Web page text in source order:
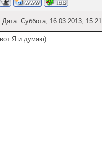
Дата: Суббота, 16.03.2013,
вот Я и думаю)